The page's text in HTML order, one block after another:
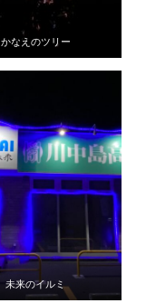
かなえのツリー
未来のイルミ